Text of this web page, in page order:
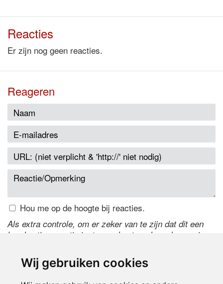
Wij gebruiken cookies
Reacties
Er zijn nog geen reacties.
Reageren
Hou me op de hoogte bij reacties.
Als extra controle, om er zeker van te zijn dat dit een
handmatige reactie is, typ onderstaande code over in
de code te wijzigen.